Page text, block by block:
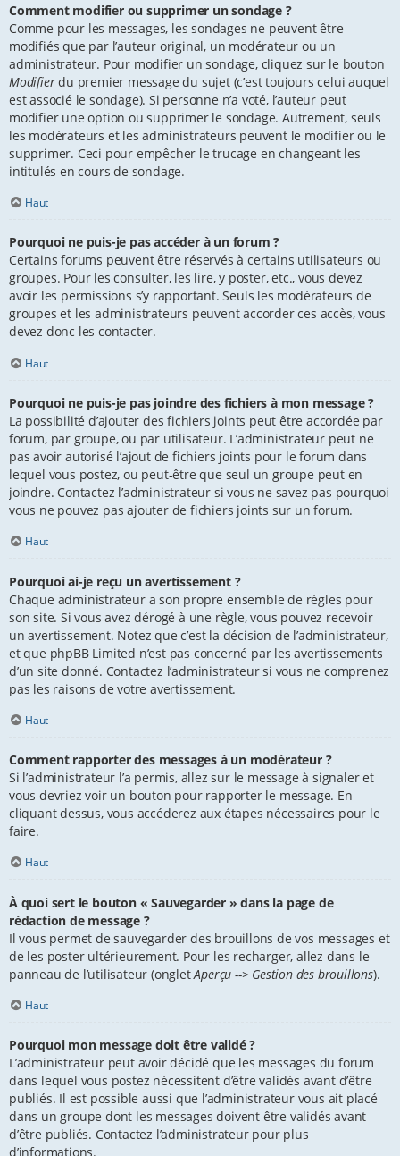
Comment modifier ou supprimer un sondage ?
Comme pour les messages, les sondages ne peuvent être
modifiés que par l’auteur original, un modérateur ou un
administrateur. Pour modifier un sondage, cliquez sur le bouton
Modifierdu premier message du sujet (c’est toujours celui auquel
est associé le sondage). Si personne n’a voté, l’auteur peut
modifier une option ou supprimer le sondage. Autrement, seuls
les modérateurs et les administrateurs peuvent le modifier ou le
supprimer. Ceci pour empêcher le trucage en changeant les
intitulés en cours de sondage.
Haut
Pourquoi ne puis-je pas accéder à un forum ?
Certains forums peuvent être réservés à certains utilisateurs ou
groupes. Pour les consulter, les lire, y poster, etc., vous devez
avoir les permissions s’y rapportant. Seuls les modérateurs de
groupes et les administrateurs peuvent accorder ces accès, vous
devez donc les contacter.
Haut
Pourquoi ne puis-je pas joindre des fichiers à mon message ?
La possibilité d’ajouter des fichiers joints peut être accordée par
forum, par groupe, ou par utilisateur. L’administrateur peut ne
pas avoir autorisé l’ajout de fichiers joints pour le forum dans
lequel vous postez, ou peut-être que seul un groupe peut en
joindre. Contactez l’administrateur si vous ne savez pas pourquoi
vous ne pouvez pas ajouter de fichiers joints sur un forum.
Haut
Pourquoi ai-je reçu un avertissement ?
Chaque administrateur a son propre ensemble de règles pour
son site. Si vous avez dérogé à une règle, vous pouvez recevoir
un avertissement. Notez que c’est la décision de l’administrateur,
et que phpBB Limited n’est pas concerné par les avertissements
d’un site donné. Contactez l’administrateur si vous ne comprenez
pas les raisons de votre avertissement.
Haut
Comment rapporter des messages à un modérateur ?
Si l’administrateur l’a permis, allez sur le message à signaler et
vous devriez voir un bouton pour rapporter le message. En
cliquant dessus, vous accéderez aux étapes nécessaires pour le
faire.
Haut
À quoi sert le bouton « Sauvegarder » dans la page de
rédaction de message ?
Il vous permet de sauvegarder des brouillons de vos messages et
de les poster ultérieurement. Pour les recharger, allez dans le
panneau de l’utilisateur (ongletAperçu --> Gestion des brouillons).
Haut
Pourquoi mon message doit être validé ?
L’administrateur peut avoir décidé que les messages du forum
dans lequel vous postez nécessitent d’être validés avant d’être
publiés. Il est possible aussi que l’administrateur vous ait placé
dans un groupe dont les messages doivent être validés avant
d’être publiés. Contactez l’administrateur pour plus
d’informations.